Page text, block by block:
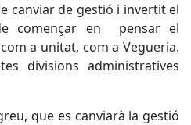
canviar de gestió i invertit el
començar en
pensar el
a unitat, com a Vegueria.
divisions administratives
que es canviarà la gestió